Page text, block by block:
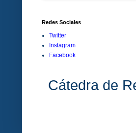
Redes Sociales
Twitter
Instagram
Facebook
Cátedra de